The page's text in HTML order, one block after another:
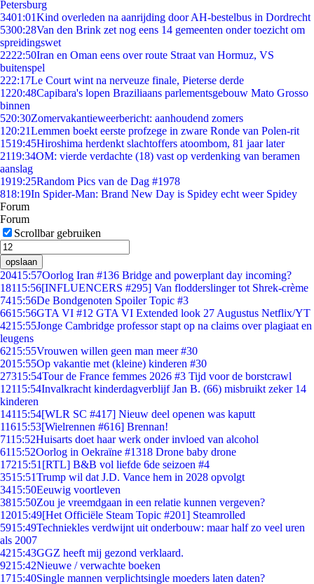
Petersburg
3401:01Kind overleden na aanrijding door AH-bestelbus in Dordrecht
5300:28Van den Brink zet nog eens 14 gemeenten onder toezicht om
spreidingswet
2222:50Iran en Oman eens over route Straat van Hormuz, VS
buitenspel
222:17Le Court wint na nerveuze finale, Pieterse derde
1220:48Capibara's lopen Braziliaans parlementsgebouw Mato Grosso
binnen
520:30Zomervakantieweerbericht: aanhoudend zomers
1 20:21Lemmen boekt eerste profzege in zware Ronde van Polen-rit
1519:45Hiroshima herdenkt slachtoffers atoombom, 81 jaar later
2119:34OM: vierde verdachte (18) vast op verdenking van beramen
aanslag
1919:25Random Pics van de Dag #1978
818:19In Spider-Man: Brand New Day is Spidey echt weer Spidey
Forum
Forum
Scrollbar gebruiken
opslaan
20415:57Oorlog Iran #136 Bridge and powerplant day incoming?
18115:56[INFLUENCERS #295] Van flodderslinger tot Shrek-crème
7415:56De Bondgenoten Spoiler Topic #3
6615:56GTA VI #12 GTA VI Extended look 27 Augustus Netflix/YT
4215:55Jonge Cambridge professor stapt op na claims over plagiaat en
leugens
6215:55Vrouwen willen geen man meer #30
2015:55Op vakantie met (kleine) kinderen #30
27315:54Tour de France femmes 2026 #3 Tijd voor de borstcrawl
12115:54Invalkracht kinderdagverblijf Jan B. (66) misbruikt zeker 14
kinderen
14115:54[WLR SC #417] Nieuw deel openen was kaputt
11615:53[Wielrennen #616] Brennan!
7115:52Huisarts doet haar werk onder invloed van alcohol
6115:52Oorlog in Oekraïne #1318 Drone baby drone
17215:51 [RTL] B&B vol liefde 6de seizoen #4
3515:51Trump wil dat J.D. Vance hem in 2028 opvolgt
3415:50Eeuwig voortleven
3815:50Zou je vreemdgaan in een relatie kunnen vergeven?
12015:49[Het Officiële Steam Topic #201] Steamrolled
5915:49Techniekles verdwijnt uit onderbouw: maar half zo veel uren
als 2007
4215:43GGZ heeft mij gezond verklaard.
9215:42Nieuwe / verwachte boeken
1715:40Single mannen verplichtsingle moeders laten daten?